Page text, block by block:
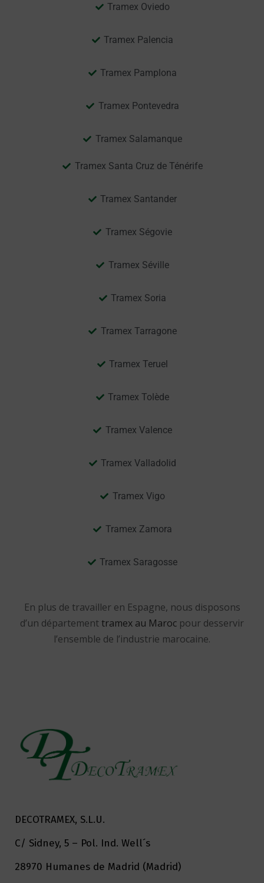
Tramex Oviedo
Tramex Palencia
Tramex Pamplona
Tramex Pontevedra
Tramex Salamanque
Tramex Santa Cruz de Ténérife
Tramex Santander
Tramex Ségovie
Tramex Séville
Tramex Soria
Tramex Tarragone
Tramex Teruel
Tramex Tolède
Tramex Valence
Tramex Valladolid
Tramex Vigo
Tramex Zamora
Tramex Saragosse
En plus de travailler en Espagne, nous disposons
d’un département tramex au Maroc pour desservir
l’ensemble de l’industrie marocaine.
DECOTRAMEX, S.L.U.
C/ Sidney, 5 – Pol. Ind. Well´s
28970 Humanes de Madrid (Madrid)